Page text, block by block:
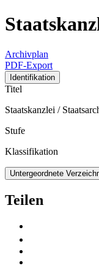
Archivplan
PDF-Export
Identifikation
Titel
Staatskanzlei /
Stufe
Klassifikation
Untergeordnete
Teilen